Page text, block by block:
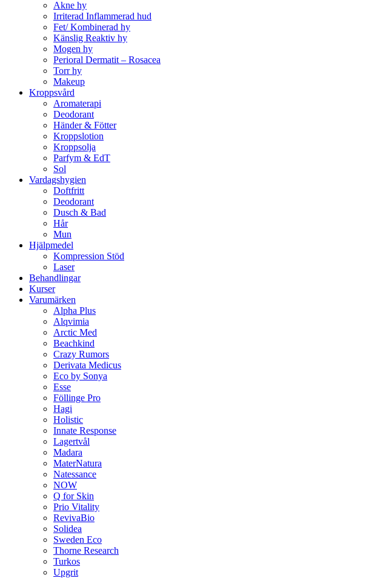
Akne hy
Irriterad Inflammerad hud
Fet/ Kombinerad hy
Känslig Reaktiv hy
Mogen hy
Perioral Dermatit – Rosacea
Torr hy
Makeup
Kroppsvård
Aromaterapi
Deodorant
Händer & Fötter
Kroppslotion
Kroppsolja
Parfym & EdT
Sol
Vardagshygien
Doftfritt
Deodorant
Dusch & Bad
Hår
Mun
Hjälpmedel
Kompression Stöd
Laser
Behandlingar
Kurser
Varumärken
Alpha Plus
Alqvimia
Arctic Med
Beachkind
Crazy Rumors
Derivata Medicus
Eco by Sonya
Esse
Föllinge Pro
Hagi
Holistic
Innate Response
Lagertvål
Madara
MaterNatura
Natessance
NOW
Q for Skin
Prio Vitality
RevivaBio
Solidea
Sweden Eco
Thorne Research
Turkos
Upgrit